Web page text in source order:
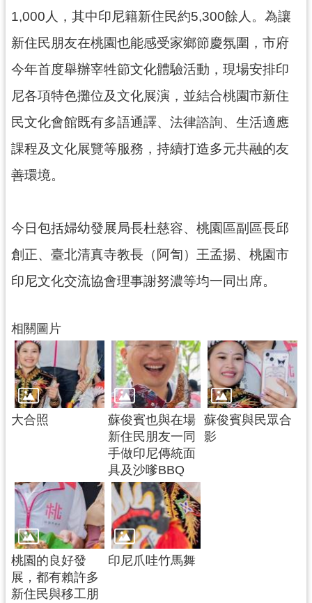
政
府
站
資
料
開
宣
告
1,000人，其中印尼籍新住民約5,300餘人。為讓
新住民朋友在桃園也能感受家鄉節慶氛圍，市府
今年首度舉辦宰牲節文化體驗活動，現場安排印
尼各項特色攤位及文化展演，並結合桃園市新住
民文化會館既有多語通譯、法律諮詢、生活適應
課程及文化展覽等服務，持續打造多元共融的友
善環境。
今日包括婦幼發展局長杜慈容、桃園區副區長邱
創正、臺北清真寺教長（阿訇）王孟揚、桃園市
印尼文化交流協會理事謝努濃等均一同出席。
相關圖片
大合照
蘇俊賓也與在場
新住民朋友一同
手做印尼傳統面
具及沙嗲BBQ
蘇俊賓與民眾合
影
桃園的良好發
展，都有賴許多
新住民與移工朋
印尼爪哇竹馬舞